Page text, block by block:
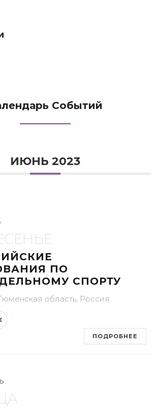
Событий
ИЮНЬ 2023
ПО
СПОРТУ
область, Россия
ПОДРОБНЕЕ